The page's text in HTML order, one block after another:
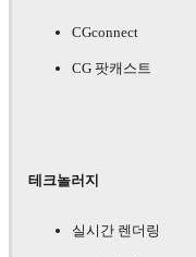
CGconnect
CG 팟캐스트
테크놀러지
실시간 렌더링